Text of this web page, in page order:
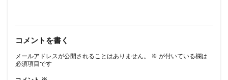
コメントを書く
メールアドレスが公開されることはありません。 ※ が付いている欄は
必須項目です